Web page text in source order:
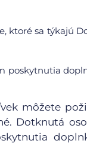
ktoré sa týkajú
poskytnutia
môžete
Dotknutá